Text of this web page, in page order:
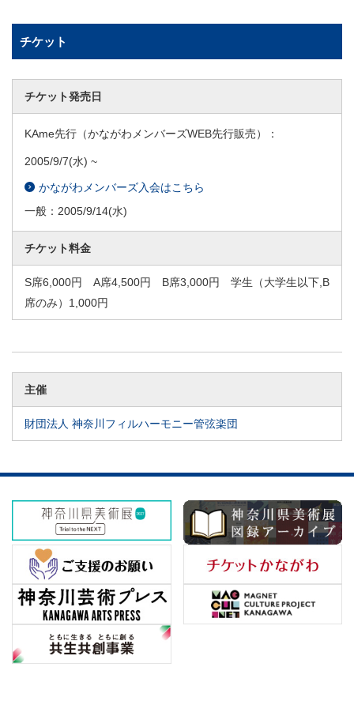
チケット
チケット発売日
KAme先行（かながわメンバーズWEB先行販売）：
2005/9/7(水) ~
かながわメンバーズ入会はこちら
一般： 2005/9/14(水)
チケット料金
S席6,000円 A席4,500円 B席3,000円 学生（大学生以下,B
席のみ）1,000円
主催
財団法人 神奈川フィルハーモニー管弦楽団